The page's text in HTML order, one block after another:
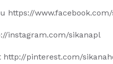
https://
instagram.com/sikanapl
pinterest.com/